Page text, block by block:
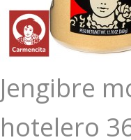
Jengibre
hotelero